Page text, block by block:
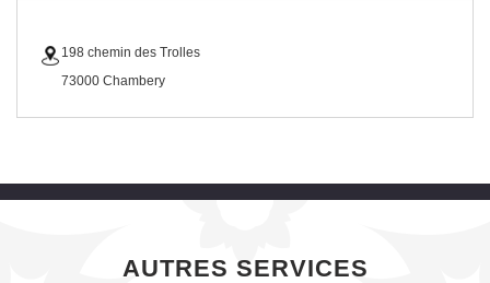
198 chemin des Trolles
73000 Chambery
AUTRES SERVICES